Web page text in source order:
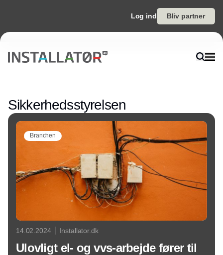
Log ind Bliv partner
Sikkerhedsstyrelsen
Branchen
14.02.2024 Installator.dk
Ulovligt el- og vvs-arbejde fører til